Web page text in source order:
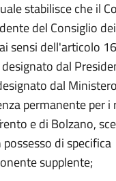
stabilisce che il
del Consiglio
sensi dell'articolo
dal
dal Ministero
permanente per i
e di Bolzano,
di specifica
supplente;